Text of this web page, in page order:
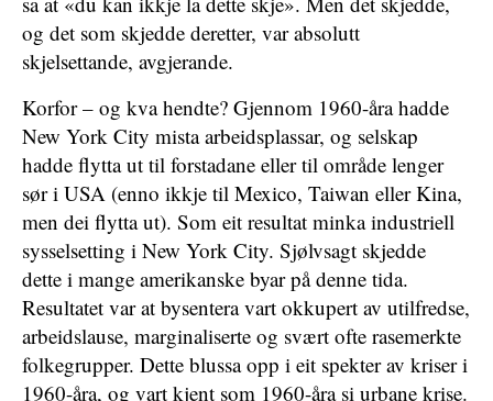
og det som skjedde deretter, var absolutt
skjelsettande, avgjerande.
Korfor – og kva hendte? Gjennom 1960-åra hadde
New York City mista arbeidsplassar, og selskap
hadde flytta ut til forstadane eller til område lenger
sør i USA (enno ikkje til Mexico, Taiwan eller Kina,
men dei flytta ut). Som eit resultat minka industriell
sysselsetting i New York City. Sjølvsagt skjedde
dette i mange amerikanske byar på denne tida.
Resultatet var at bysentera vart okkupert av utilfredse,
arbeidslause, marginaliserte og svært ofte rasemerkte
folkegrupper. Dette blussa opp i eit spekter av kriser i
1960-åra, og vart kjent som 1960-åra si urbane krise.